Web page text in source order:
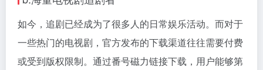
如今，追剧已经成为了很多人的日常娱乐活动。而对于
一些热门的电视剧，官方发布的下载渠道往往需要付费
或受到版权限制。通过番号磁力链接下载，用户能够第